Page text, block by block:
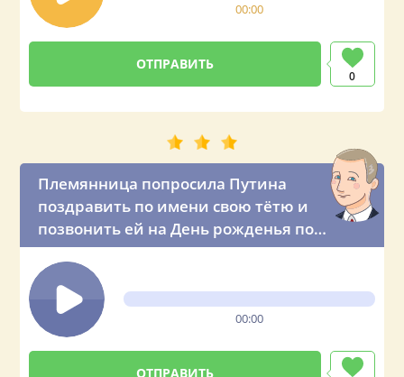
00:00
0
Племянница попросила Путина
поздравить по имени свою тётю и
позвонить ей на День рожденья по
телефону
00:00